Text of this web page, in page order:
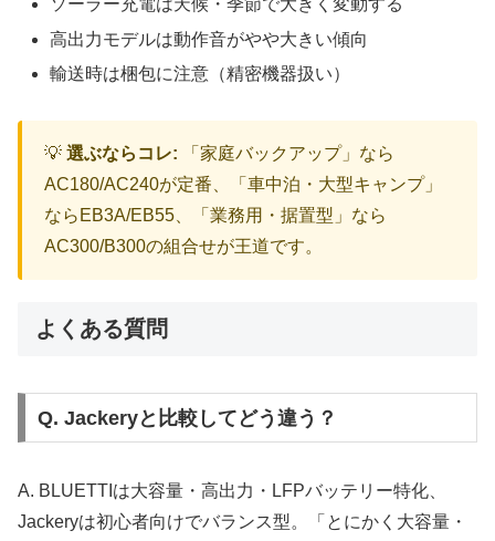
ソーラー充電は天候・季節で大きく変動する
高出力モデルは動作音がやや大きい傾向
輸送時は梱包に注意（精密機器扱い）
💡 選ぶならコレ: 「家庭バックアップ」なら
AC180/AC240が定番、「車中泊・大型キャンプ」
ならEB3A/EB55、「業務用・据置型」なら
AC300/B300の組合せが王道です。
よくある質問
Q. Jackeryと比較してどう違う？
A. BLUETTIは大容量・高出力・LFPバッテリー特化、
Jackeryは初心者向けでバランス型。「とにかく大容量・